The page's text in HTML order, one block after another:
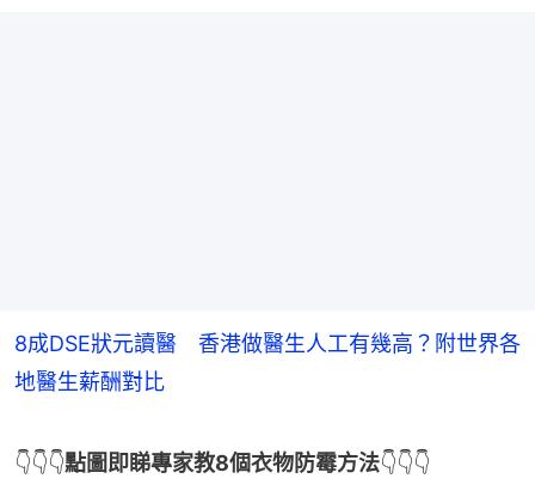
8成DSE狀元讀醫 香港做醫生人工有幾高？附世界各
地醫生薪酬對比
👇👇👇點圖即睇專家教8個衣物防霉方法👇👇👇